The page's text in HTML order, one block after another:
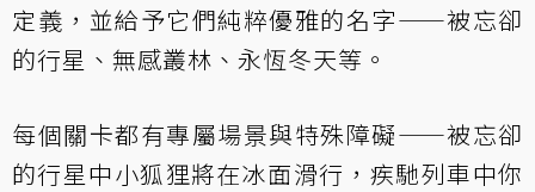
定義，並給予它們純粹優雅的名字——被忘卻
的行星、無感叢林、永恆冬天等。
每個關卡都有專屬場景與特殊障礙——被忘卻
的行星中小狐狸將在冰面滑行，疾馳列車中你